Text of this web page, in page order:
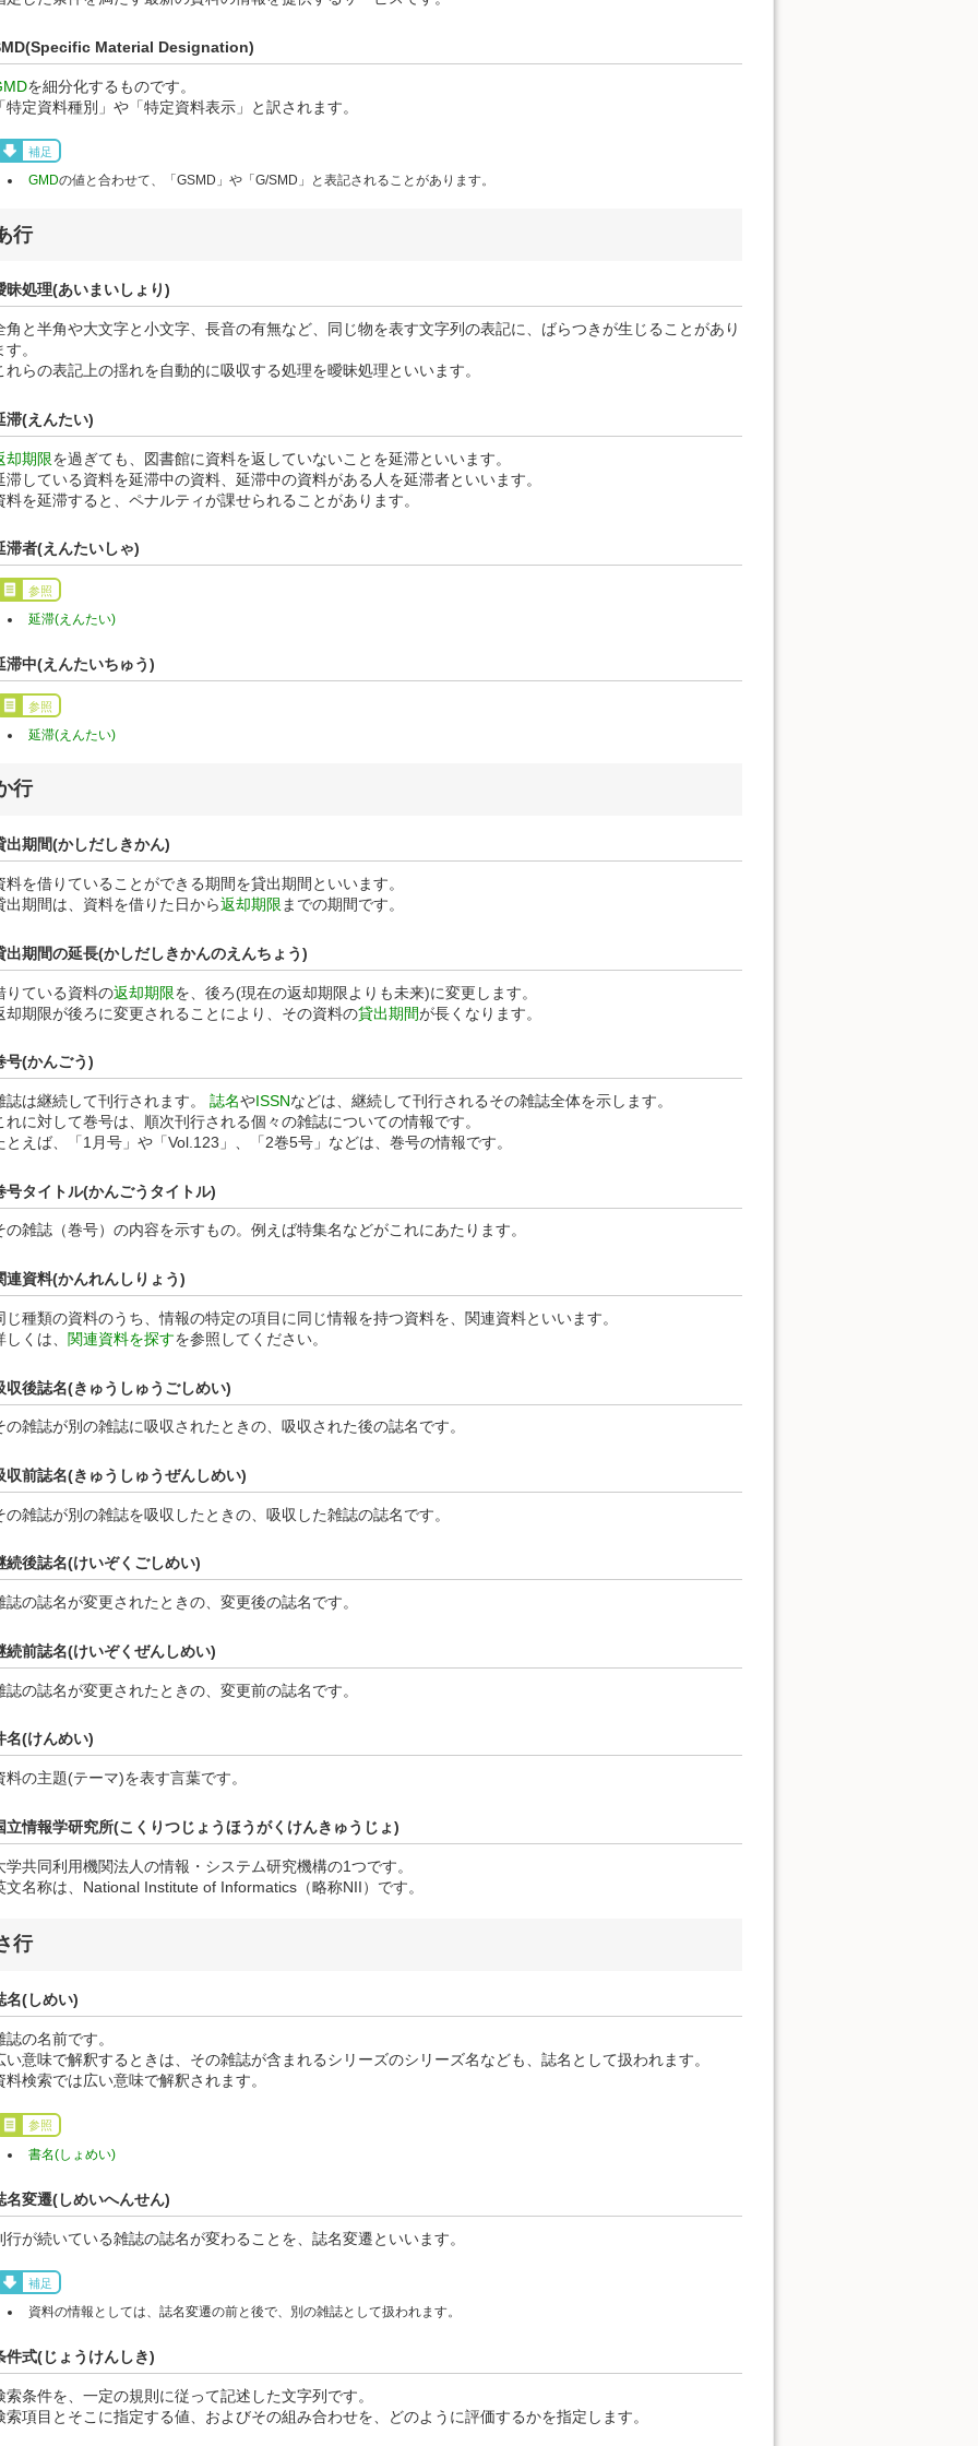
Material Designation)
を細分化するものです。
特定資料種別」や「特定資料表示」と訳されます。
補足
GMDの値と合わせて、「GSMD」や「G/SMD」と表記されることがあります。
行
昧処理(あいまいしょり)
角と半角や大文字と小文字、長音の有無など、同じ物を表す文字列の表記に、ばらつきが生じることがあり
す。
れらの表記上の揺れを自動的に吸収する処理を曖昧処理といいます。
滞(えんたい)
却期限を過ぎても、図書館に資料を返していないことを延滞といいます。
滞している資料を延滞中の資料、延滞中の資料がある人を延滞者といいます。
料を延滞すると、ペナルティが課せられることがあります。
滞者(えんたいしゃ)
参照
延滞(えんたい)
滞中(えんたいちゅう)
参照
延滞(えんたい)
行
出期間(かしだしきかん)
料を借りていることができる期間を貸出期間といいます。
出期間は、資料を借りた日から返却期限 までの期間です。
出期間の延長(かしだしきかんのえんちょう)
りている資料の返却期限を、後ろ(現在の返却期限よりも未来)に変更します。
却期限が後ろに変更されることにより、その資料の貸出期間が長くなります。
号(かんごう)
誌は継続して刊行されます。 誌名やISSNなどは、継続して刊行されるその雑誌全体を示します。
れに対して巻号は、順次刊行される個々の雑誌についての情報です。
とえば、「1月号」や「Vol.123」、「2巻5号」などは、巻号の情報です。
号タイトル(かんごうタイトル)
の雑誌（巻号）の内容を示すもの。例えば特集名などがこれにあたります。
連資料(かんれんしりょう)
じ種類の資料のうち、情報の特定の項目に同じ情報を持つ資料を、関連資料といいます。
しくは、 関連資料を探すを参照してください。
収後誌名(きゅうしゅうごしめい)
の雑誌が別の雑誌に吸収されたときの、吸収された後の誌名です。
収前誌名(きゅうしゅうぜんしめい)
の雑誌が別の雑誌を吸収したときの、吸収した雑誌の誌名です。
続後誌名(けいぞくごしめい)
誌の誌名が変更されたときの、変更後の誌名です。
続前誌名(けいぞくぜんしめい)
誌の誌名が変更されたときの、変更前の誌名です。
名(けんめい)
料の主題(テーマ)を表す言葉です。
立情報学研究所(こくりつじょうほうがくけんきゅうじょ)
学共同利用機関法人の情報・システム研究機構の1つです。
文名称は、National Institute of Informatics（略称NII）です。
行
名(しめい)
誌の名前です。
い意味で解釈するときは、その雑誌が含まれるシリーズのシリーズ名なども、誌名として扱われます。
料検索では広い意味で解釈されます。
参照
書名(しょめい)
名変遷(しめいへんせん)
行が続いている雑誌の誌名が変わることを、誌名変遷といいます。
補足
資料の情報としては、誌名変遷の前と後で、別の雑誌として扱われます。
件式(じょうけんしき)
索条件を、一定の規則に従って記述した文字列です。
索項目とそこに指定する値、およびその組み合わせを、どのように評価するかを指定します。